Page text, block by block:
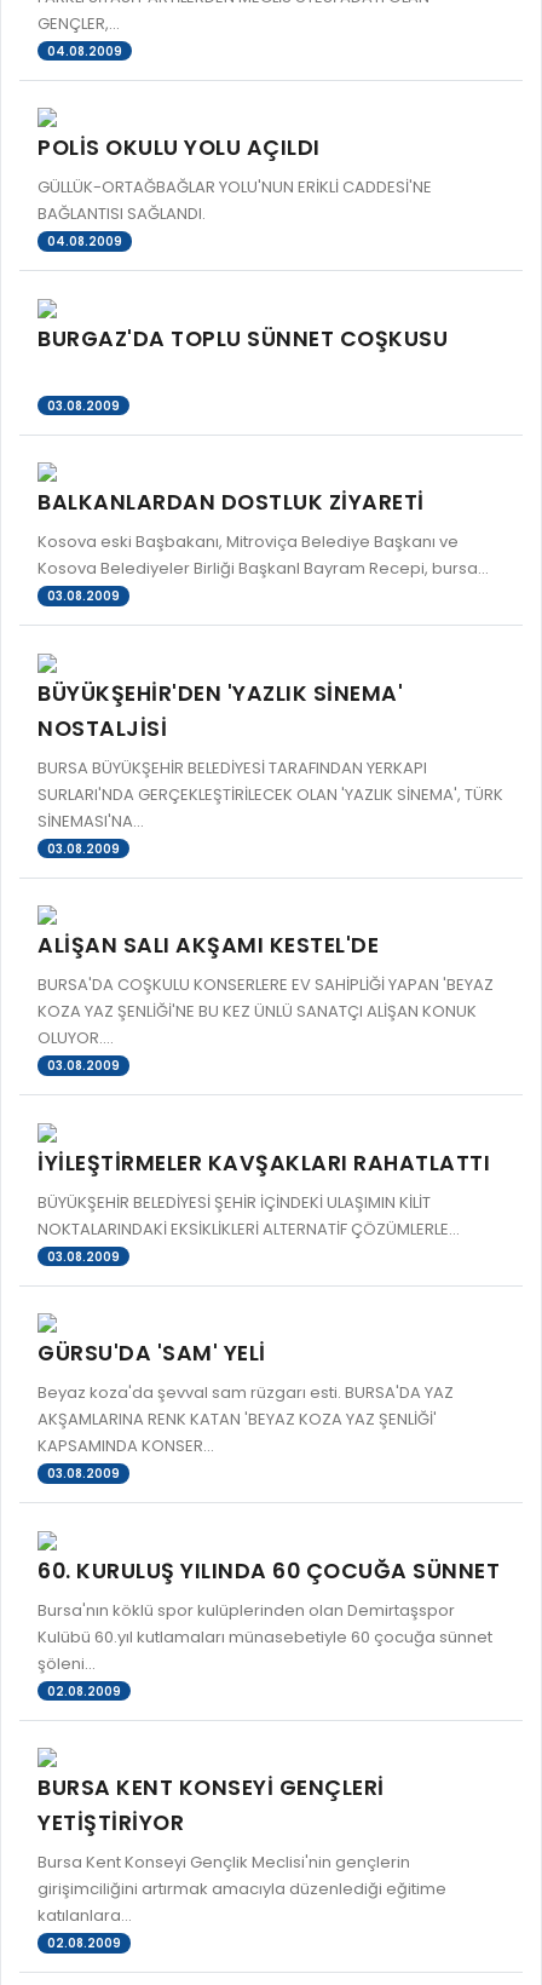
GENÇLER,...
04.08.2009
POLİS OKULU YOLU AÇILDI
GÜLLÜK-ORTAĞBAĞLAR YOLU'NUN ERİKLİ CADDESİ'NE
BAĞLANTISI SAĞLANDI.
04.08.2009
BURGAZ'DA TOPLU SÜNNET COŞKUSU
03.08.2009
BALKANLARDAN DOSTLUK ZİYARETİ
Kosova eski Başbakanı, Mitroviça Belediye Başkanı ve
Kosova Belediyeler Birliği BaşkanI Bayram Recepi, bursa...
03.08.2009
BÜYÜKŞEHİR'DEN 'YAZLIK SİNEMA'
NOSTALJİSİ
BURSA BÜYÜKŞEHİR BELEDİYESİ TARAFINDAN YERKAPI
SURLARI'NDA GERÇEKLEŞTİRİLECEK OLAN 'YAZLIK SİNEMA', TÜRK
SİNEMASI'NA...
03.08.2009
ALİŞAN SALI AKŞAMI KESTEL'DE
BURSA'DA COŞKULU KONSERLERE EV SAHİPLİĞİ YAPAN 'BEYAZ
KOZA YAZ ŞENLİĞİ'NE BU KEZ ÜNLÜ SANATÇI ALİŞAN KONUK
OLUYOR....
03.08.2009
İYİLEŞTİRMELER KAVŞAKLARI RAHATLATTI
BÜYÜKŞEHİR BELEDİYESİ ŞEHİR İÇİNDEKİ ULAŞIMIN KİLİT
NOKTALARINDAKİ EKSİKLİKLERİ ALTERNATİF ÇÖZÜMLERLE...
03.08.2009
GÜRSU'DA 'SAM' YELİ
Beyaz koza'da şevval sam rüzgarı esti. BURSA'DA YAZ
AKŞAMLARINA RENK KATAN 'BEYAZ KOZA YAZ ŞENLİĞİ'
KAPSAMINDA KONSER...
03.08.2009
60. KURULUŞ YILINDA 60 ÇOCUĞA SÜNNET
Bursa'nın köklü spor kulüplerinden olan Demirtaşspor
Kulübü 60.yıl kutlamaları münasebetiyle 60 çocuğa sünnet
şöleni...
02.08.2009
BURSA KENT KONSEYİ GENÇLERİ
YETİŞTİRİYOR
Bursa Kent Konseyi Gençlik Meclisi'nin gençlerin
girişimciliğini artırmak amacıyla düzenlediği eğitime
katılanlara...
02.08.2009